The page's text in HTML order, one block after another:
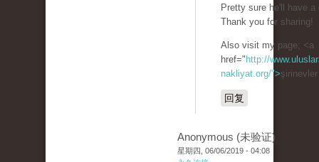
Pretty sure he'll have a
Thank you for sharing!
Also visit my page; <a
href=" http://
nakliyat.org/">
回复
Anonymous (未验证)
星期四, 06/06/2019 - 04:08